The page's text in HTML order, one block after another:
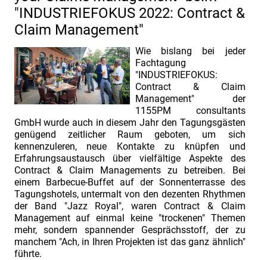
"INDUSTRIEFOKUS 2022: Contract &
Claim Management"
Wie bislang bei jeder
Fachtagung
"INDUSTRIEFOKUS:
Contract & Claim
Management" der
1155PM consultants
GmbH wurde auch in diesem Jahr den Tagungsgästen
genügend zeitlicher Raum geboten, um sich
kennenzuleren, neue Kontakte zu knüpfen und
Erfahrungsaustausch über vielfältige Aspekte des
Contract & Claim Managements zu betreiben. Bei
einem Barbecue-Buffet auf der Sonnenterrasse des
Tagungshotels, untermalt von den dezenten Rhythmen
der Band "Jazz Royal", waren Contract & Claim
Management auf einmal keine "trockenen" Themen
mehr, sondern spannender Gesprächsstoff, der zu
manchem "Ach, in Ihren Projekten ist das ganz ähnlich"
führte.
und
Herr
Dietmar
Ludolph.
Thema:
"Internationale
Schiedsverfahren
im
Überblick"
INDUSTRIEFOKUS
2022:
Contract
&
Claim